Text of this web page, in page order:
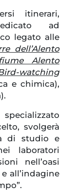
itinerari,
ad
legato alle
dell’Alento
Alento
watching
e chimica),
svolgerà
di studio e
laboratori
nell’oasi
all’indagine